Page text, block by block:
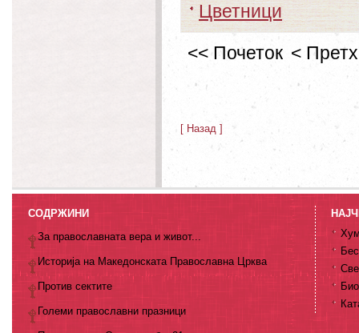
Цветници
<< Почеток <
[ Назад ]
СОДРЖИНИ
За православната вера и живот...
Историја на Македонската Православна Црква
Против сектите
Големи православни празници